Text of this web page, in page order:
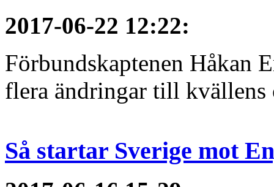
2017-06-22 12:22:
Förbundskaptenen Håkan
flera ändringar till kvällens
Så startar Sverige mot